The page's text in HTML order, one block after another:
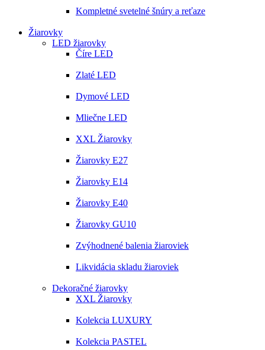
Kompletné svetelné šnúry a reťaze
Žiarovky
LED žiarovky
Číre LED
Zlaté LED
Dymové LED
Mliečne LED
XXL Žiarovky
Žiarovky E27
Žiarovky E14
Žiarovky E40
Žiarovky GU10
Zvýhodnené balenia žiaroviek
Likvidácia skladu žiaroviek
Dekoračné žiarovky
XXL Žiarovky
Kolekcia LUXURY
Kolekcia PASTEL